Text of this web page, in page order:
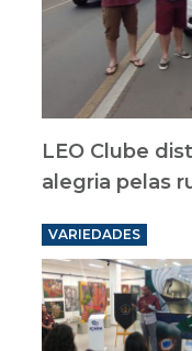
LEO Clube
alegria pelas
VARIEDADES